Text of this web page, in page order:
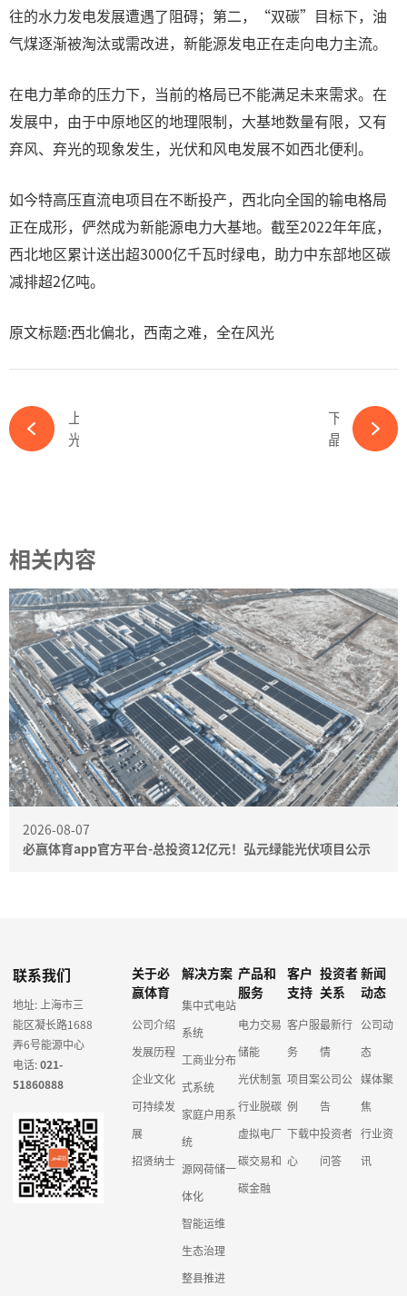
往的水力发电发展遭遇了阻碍；第二，“双碳”目标下，油
气煤逐渐被淘汰或需改进，新能源发电正在走向电力主流。
在电力革命的压力下，当前的格局已不能满足未来需求。在
发展中，由于中原地区的地理限制，大基地数量有限，又有
弃风、弃光的现象发生，光伏和风电发展不如西北便利。
如今特高压直流电项目在不断投产，西北向全国的输电格局
正在成形，俨然成为新能源电力大基地。截至2022年年底，
西北地区累计送出超3000亿千瓦时绿电，助力中东部地区碳
减排超2亿吨。
原文标题:西北偏北，西南之难，全在风光
下一篇
晶澳数字化 0碳新未来丨晶澳科技数字化品牌视频-必赢体育app官方平台
相关内容
2026-08-07
必赢体育app官方平台-总投资12亿元！弘元绿能光伏项目公示
联系我们
地址: 上海市三
能区凝长路1688
弄6号能源中心
电话:021-
51860888
关于必
赢体育
公司介绍
发展历程
企业文化
可持续发
展
招贤纳士
解决方案
集中式电站
系统
工商业分布
式系统
家庭户用系
统
源网荷储一
体化
智能运维
生态治理
整县推进
产品和
服务
电力交易
储能
光伏制氢
行业脱碳
虚拟电厂
碳交易和
碳金融
客户
支持
客户服
务
项目案
例
下载中
心
投资者
关系
最新行
情
公司公
告
投资者
问答
新闻
动态
公司动
态
媒体聚
焦
行业资
讯